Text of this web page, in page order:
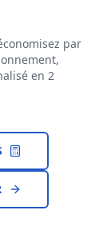
par
en 2